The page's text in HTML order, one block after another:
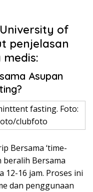
of
penjelasan
Asupan
fasting. Foto:
clubfoto
Bersama ‘time-
beralih Bersama
12-16 jam. Proses ini
dan penggunaan